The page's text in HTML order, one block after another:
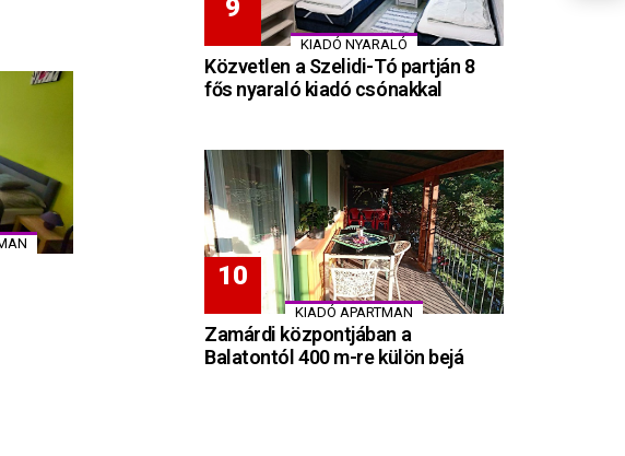
KIADÓ NYARALÓ
Közvetlen a Szelidi-Tó partján 8
fős nyaraló kiadó csónakkal
KIADÓ APARTMAN
Zamárdi központjában a
Balatontól 400 m-re külön bejá